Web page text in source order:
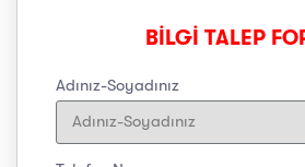
BİLGİ TALEP
Adınız-Soyadınız